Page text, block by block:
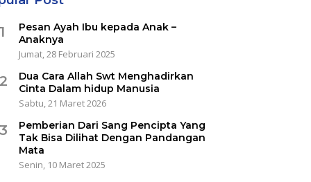
Pesan Ayah Ibu kepada Anak –
Anaknya
Jumat, 28 Februari 2025
Dua Cara Allah Swt Menghadirkan
Cinta Dalam hidup Manusia
Sabtu, 21 Maret 2026
Pemberian Dari Sang Pencipta Yang
Tak Bisa Dilihat Dengan Pandangan
Mata
Senin, 10 Maret 2025